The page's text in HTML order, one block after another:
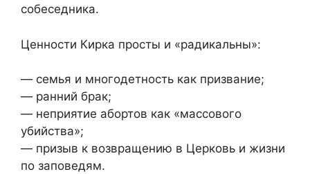
собеседника.
Ценности Кирка просты и «радикальны»:
— семья и многодетность как призвание;
— ранний брак;
— неприятие абортов как «массового
убийства»;
— призыв к возвращению в Церковь и жизни
по заповедям.